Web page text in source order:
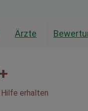
Ärzte
erhalten